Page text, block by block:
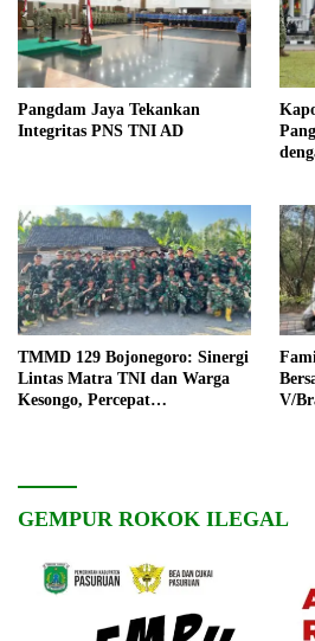
Pangdam Jaya Tekankan
Integritas PNS TNI AD
TMMD 129 Bojonegoro: Sinergi
Lintas Matra TNI dan Warga
Kesongo, Percepat
V/
GEMPUR ROKOK ILEGAL